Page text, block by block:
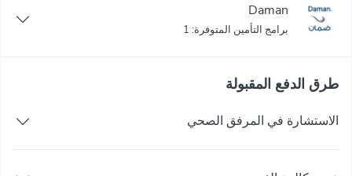
Daman
برامج التأمين المتوفرة: 1
طرق الدفع المقبولة
الاستشارة في المرفق الصحي